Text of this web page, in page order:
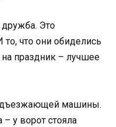
Это
что они обиделись
на праздник – лучшее
машины.
у ворот стояла